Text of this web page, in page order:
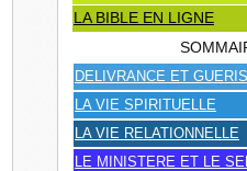
LA BIBLE EN LIGNE
DELIVRANCE ET
LA VIE SPIRITUELLE
LA VIE RELATIONNELLE
LE MINISTERE ET LE